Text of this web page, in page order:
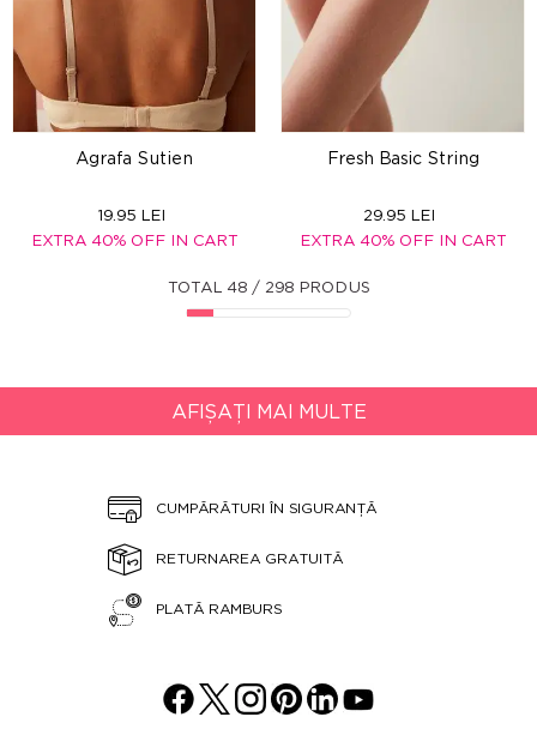
Agrafa Sutien
19.95 LEI
EXTRA 40% OFF IN CART
Fresh Basic String
29.95 LEI
EXTRA 40% OFF IN CART
TOTAL 48 / 298 PRODUS
AFIȘAȚI MAI MULTE
CUMPĂRĂTURI ÎN SIGURANȚĂ
RETURNAREA GRATUITĂ
PLATĂ RAMBURS